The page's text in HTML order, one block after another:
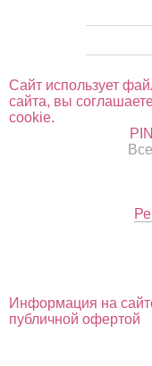
Сайт использует
сайта, вы
cookie.
Информация на
публичной офертой